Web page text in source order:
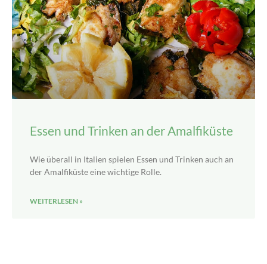
Essen und Trinken an der Amalfiküste
Wie überall in Italien spielen Essen und Trinken auch an
der Amalfiküste eine wichtige Rolle.
WEITERLESEN »